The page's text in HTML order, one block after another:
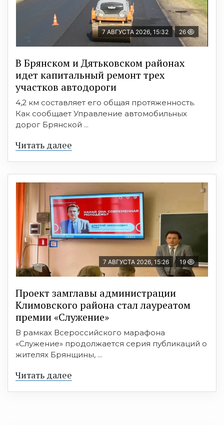
7 АВГУСТА 2026, 15:32 26
В Брянском и Дятьковском районах
идет капитальный ремонт трех
участков автодороги
4,2 км составляет его общая протяженность.
Как сообщает Управление автомобильных
дорог Брянской ...
Читать далее
7 АВГУСТА 2026, 15:26 19
Проект замглавы администрации
Климовского района стал лауреатом
премии «Служение»
В рамках Всероссийского марафона
«Служение» продолжается серия публикаций о
жителях Брянщины, ...
Читать далее